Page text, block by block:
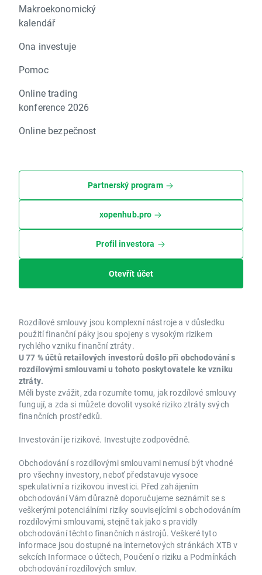
Makroekonomický
kalendář
Ona investuje
Pomoc
Online trading
konference 2026
Online bezpečnost
Partnerský program
xopenhub.pro
Profil investora
Otevřít účet
Rozdílové smlouvy jsou komplexní nástroje a v důsledku
použití finanční páky jsou spojeny s vysokým rizikem
rychlého vzniku finanční ztráty.
U 77 % účtů retailových investorů došlo při obchodování s
rozdílovými smlouvami u tohoto poskytovatele ke vzniku
ztráty.
Měli byste zvážit, zda rozumíte tomu, jak rozdílové smlouvy
fungují, a zda si můžete dovolit vysoké riziko ztráty svých
finančních prostředků.
Investování je rizikové. Investujte zodpovědně.
Obchodování s rozdílovými smlouvami nemusí být vhodné
pro všechny investory, neboť představuje vysoce
spekulativní a rizikovou investici. Před zahájením
obchodování Vám důrazně doporučujeme seznámit se s
veškerými potenciálními riziky souvisejícími s obchodováním
rozdílovými smlouvami, stejně tak jako s pravidly
obchodování těchto finančních nástrojů. Veškeré tyto
informace jsou dostupné na internetových stránkách XTB v
sekcích Informace o účtech, Poučení o riziku a Podmínkách
obchodování rozdílových smluv.